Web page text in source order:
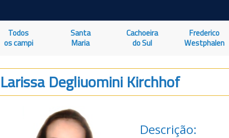
O
Todos
os campi
Santa
Maria
Cachoeira
do Sul
Frederico
Westphalen
Larissa Degliuomini Kirchhof
Descrição: